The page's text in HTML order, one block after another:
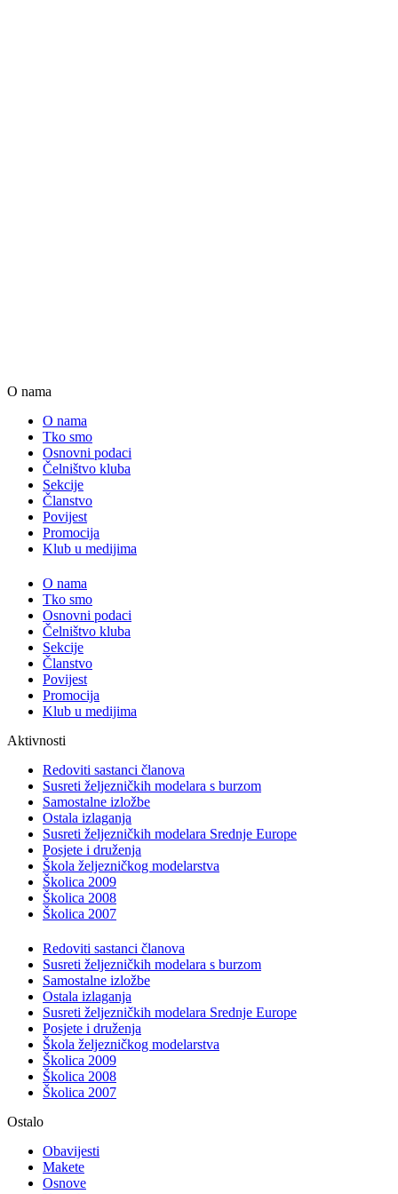
O nama
O nama
Tko smo
Osnovni podaci
Čelništvo kluba
Sekcije
Članstvo
Povijest
Promocija
Klub u medijima
O nama
Tko smo
Osnovni podaci
Čelništvo kluba
Sekcije
Članstvo
Povijest
Promocija
Klub u medijima
Aktivnosti
Redoviti sastanci članova
Susreti željezničkih modelara s burzom
Samostalne izložbe
Ostala izlaganja
Susreti željezničkih modelara Srednje Europe
Posjete i druženja
Škola željezničkog modelarstva
Školica 2009
Školica 2008
Školica 2007
Redoviti sastanci članova
Susreti željezničkih modelara s burzom
Samostalne izložbe
Ostala izlaganja
Susreti željezničkih modelara Srednje Europe
Posjete i druženja
Škola željezničkog modelarstva
Školica 2009
Školica 2008
Školica 2007
Ostalo
Obavijesti
Makete
Osnove